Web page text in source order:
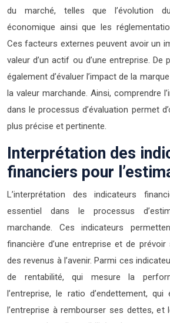
du marché, telles que l’évolution
économique ainsi que les
Ces facteurs externes peuvent avoir un
valeur d’un actif ou d’une entreprise. De
également d’évaluer l’impact de la
la valeur marchande. Ainsi, comprendre
dans le processus d’évaluation permet
plus précise et pertinente.
Interprétation des
financiers pour
L’interprétation des indicateurs
essentiel dans le processus
marchande. Ces indicateurs
financière d’une entreprise et de
des revenus à l’avenir. Parmi ces
de rentabilité, qui mesure la
l’entreprise, le ratio d’endettement,
l’entreprise à rembourser ses dettes, et